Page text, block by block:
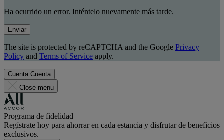
Ha ocurrido un error. Inténtelo nuevamente más tarde.
Enviar
The site is protected by reCAPTCHA and the Google Privacy
Policy and Terms of Service apply.
Cuenta Cuenta
Close menu
Programa de fidelidad
Regístrate hoy para ahorrar en cada estancia y disfrutar de beneficios
exclusivos.